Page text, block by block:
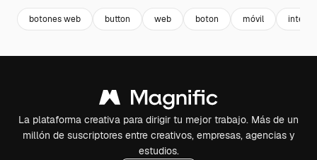
botones web button web boton móvil
La plataforma creativa para dirigir tu mejor trabajo. Más de un
millón de suscriptores entre creativos, empresas, agencias y
estudios.